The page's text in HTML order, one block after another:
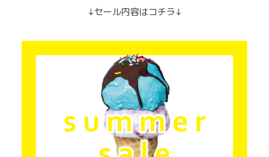
↓セール内容はコチラ↓